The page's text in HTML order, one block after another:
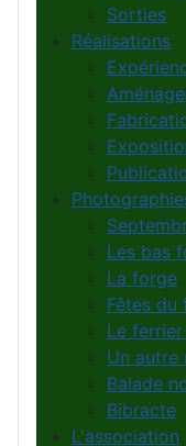
Sorties
Réalisations
Les bas
La forge
Fêtes du
Le
Un autre
Balade
Bibracte
L'association